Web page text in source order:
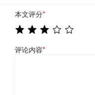
本文评分*
评论内容*